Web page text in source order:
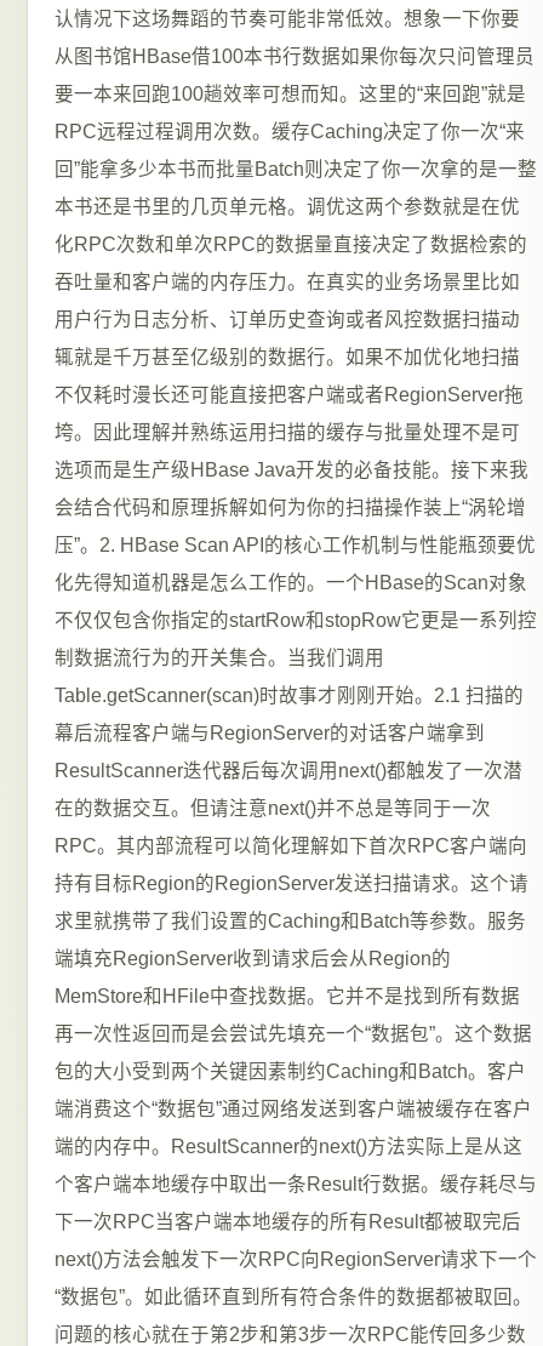
认情况下这场舞蹈的节奏可能非常低效。想象一下你要
从图书馆HBase借100本书行数据如果你每次只问管理员
要一本来回跑100趟效率可想而知。这里的“来回跑”就是
RPC远程过程调用次数。缓存Caching决定了你一次“来
回”能拿多少本书而批量Batch则决定了你一次拿的是一整
本书还是书里的几页单元格。调优这两个参数就是在优
化RPC次数和单次RPC的数据量直接决定了数据检索的
吞吐量和客户端的内存压力。在真实的业务场景里比如
用户行为日志分析、订单历史查询或者风控数据扫描动
辄就是千万甚至亿级别的数据行。如果不加优化地扫描
不仅耗时漫长还可能直接把客户端或者RegionServer拖
垮。因此理解并熟练运用扫描的缓存与批量处理不是可
选项而是生产级HBase Java开发的必备技能。接下来我
会结合代码和原理拆解如何为你的扫描操作装上“涡轮增
压”。2. HBase Scan API的核心工作机制与性能瓶颈要优
化先得知道机器是怎么工作的。一个HBase的Scan对象
不仅仅包含你指定的startRow和stopRow它更是一系列控
制数据流行为的开关集合。当我们调用
Table.getScanner(scan)时故事才刚刚开始。2.1 扫描的
幕后流程客户端与RegionServer的对话客户端拿到
ResultScanner迭代器后每次调用next()都触发了一次潜
在的数据交互。但请注意next()并不总是等同于一次
RPC。其内部流程可以简化理解如下首次RPC客户端向
持有目标Region的RegionServer发送扫描请求。这个请
求里就携带了我们设置的Caching和Batch等参数。服务
端填充RegionServer收到请求后会从Region的
MemStore和HFile中查找数据。它并不是找到所有数据
再一次性返回而是会尝试先填充一个“数据包”。这个数据
包的大小受到两个关键因素制约Caching和Batch。客户
端消费这个“数据包”通过网络发送到客户端被缓存在客户
端的内存中。ResultScanner的next()方法实际上是从这
个客户端本地缓存中取出一条Result行数据。缓存耗尽与
下一次RPC当客户端本地缓存的所有Result都被取完后
next()方法会触发下一次RPC向RegionServer请求下一个
“数据包”。如此循环直到所有符合条件的数据都被取回。
问题的核心就在于第2步和第3步一次RPC能传回多少数